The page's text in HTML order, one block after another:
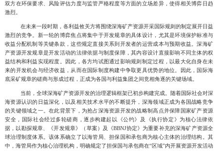
双方在环保要求、风险评估力度与监管严格程度等方面的立场差异，使得相关博弈日趋
激烈。
在未来一段时期，各利益攸关方将围绕深海矿产资源开采国际规则的制定展开日益
激烈的竞争。新一轮的博弈焦点将集中于开发规章的具体设计，尤其是环境保护标准与
收益分配机制等关键条款，这些规定直接关系到开发者的运营成本与预期收益。深海矿
产资源开发规章是开发活动的法律依据与制度保障，其内容设计直接影响不同主体的权
益结构和利益实现程度。因此，各方均试图通过影响规则制定过程，以最大化自身在未
来的开发机会与经济收益，从而在国际制度构建中争取更具优势的地位。因此，国际海
底采矿规章的磋商与形成过程，正成为各国与利益集团之间竞相角逐的关键场域。
当前，全球深海矿产资源开发的治理逻辑框架已初步构建完成。随着国际社会对深
海资源认识的日益深化，以及相关技术水平的不断提升，深海领域正成为各国战略竞争
的关键领域之一。在此背景下，为抢占深海资源开发的战略制高点并保障国家矿产资源
安全，国际社会经过多轮磋商，逐步构建起以《公约》及《执行协定》为核心法律依
据，以勘探规章、《开发规章》（草案）及《BBNJ协定》为重要补充的深海矿产资源全
球治理制度体系。该体系确立了以海管局、担保国和承包商为核心主体的治理结构。其
中，海管局作为核心治理机构，明确规定了担保国与承包商在“区域”内开展资源开发活动